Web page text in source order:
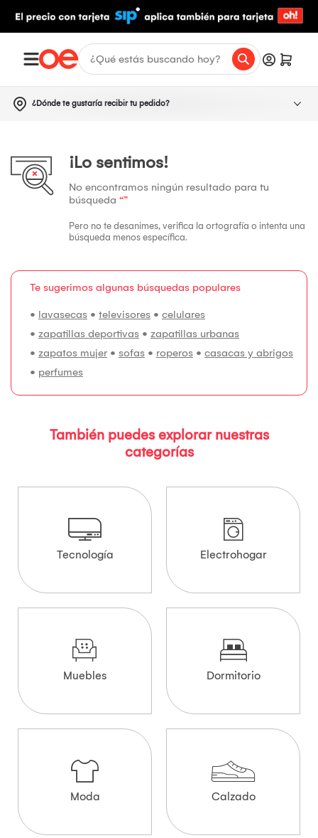
¿Dónde te gustaría recibir tu pedido?
¡Lo sentimos!
No encontramos ningún resultado para tu
búsqueda “”
Pero no te desanimes, verifica la ortografía o intenta una
búsqueda menos específica.
Te sugerimos algunas búsquedas populares
• lavasecas • televisores • celulares
• zapatillas deportivas • zapatillas urbanas
• zapatos mujer • sofas • roperos • casacas y abrigos
• perfumes
También puedes explorar nuestras
categorías
Tecnología Electrohogar
Muebles Dormitorio
Moda Calzado